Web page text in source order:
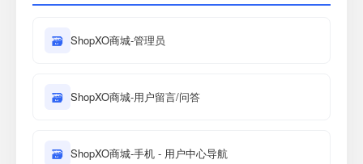
🗃 ShopXO商城-管理员
🗃 ShopXO商城-用户留言/问答
🗃 ShopXO商城-手机 - 用户中心导航